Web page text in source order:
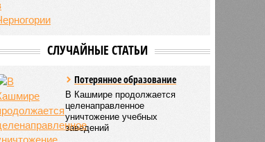
СЛУЧАЙНЫЕ СТАТЬИ
Потерянное образование
В Кашмире продолжается
целенаправленное
уничтожение учебных
заведений